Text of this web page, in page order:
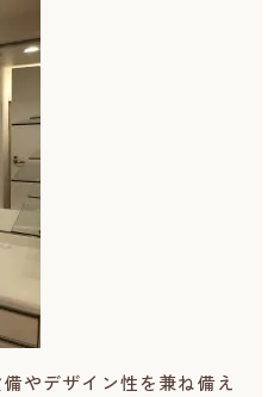
やデザイン性を兼ね備え